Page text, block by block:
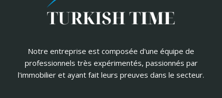
Notre entreprise est composée d'une équipe de
professionnels très expérimentés, passionnés par
l'immobilier et ayant fait leurs preuves dans le secteur.